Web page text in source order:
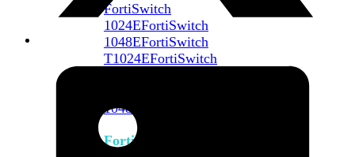
FortiSwitch
1024EFortiSwitch
1048EFortiSwitch
T1024EFortiSwitch
1048G
FortiSwitch